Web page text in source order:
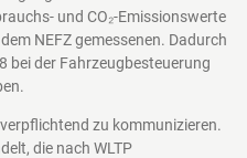
und CO₂-Emissionswerte
NEFZ gemessenen. Dadurch
bei der Fahrzeugbesteuerung
zu kommunizieren.
die nach WLTP